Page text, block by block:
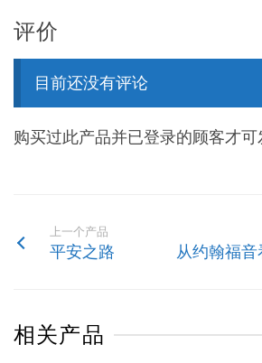
评价
目前还没有评论
购买过此产品并已登录的顾客才可
上一个产品
平安之路 从约翰福音
相关产品